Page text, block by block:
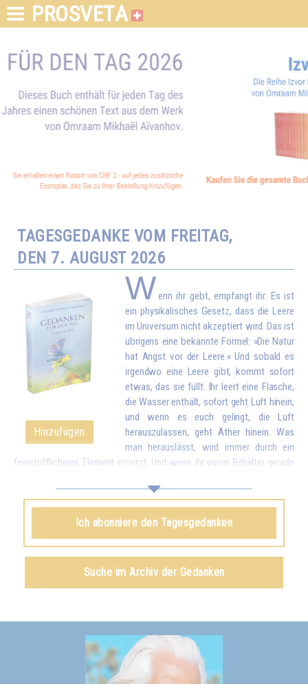
PROSVETA
TAGESGEDANKE VOM FREITAG,
DEN 7. AUGUST 2026
Hinzufügen
Wenn ihr gebt, empfangt ihr. Es ist
ein physikalisches Gesetz, dass die Leere
im Universum nicht akzeptiert wird. Das ist
übrigens eine bekannte Formel: »Die Natur
hat Angst vor der Leere.« Und sobald es
irgendwo eine Leere gibt, kommt sofort
etwas, das sie füllt. Ihr leert eine Flasche,
die Wasser enthält, sofort geht Luft hinein,
und wenn es euch gelingt, die Luft
herauszulassen, geht Äther hinein. Was
man herauslässt, wird immer durch ein
feinstofflicheres Element ersetzt. Und wenn ihr euren Behälter gerade
Geschöpfen gegeben habt, kommt sofort etwas von oben, um euch zu
füllen.*
Omraam Mikhaël Aïvanhov
Siehe das BuchGeistiges und künstlerisches Schaffen,
Ich abonniere den Tagesgedanken
Suche im Archiv der Gedanken